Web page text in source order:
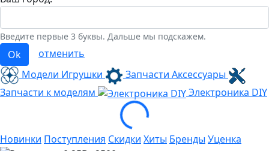
Введите первые 3 буквы. Дальше мы подскажем.
Ok
отменить
Модели Игрушки
Запчасти Аксессуары
Запчасти к моделям
Электроника DIY
Loading...
Новинки Поступления Скидки Хиты Бренды Уценка